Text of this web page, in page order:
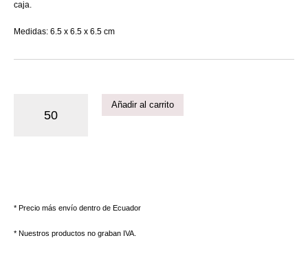
caja.
Medidas: 6.5 x 6.5 x 6.5 cm
Añadir al carrito
* Precio más envío dentro de Ecuador
* Nuestros productos no graban IVA.